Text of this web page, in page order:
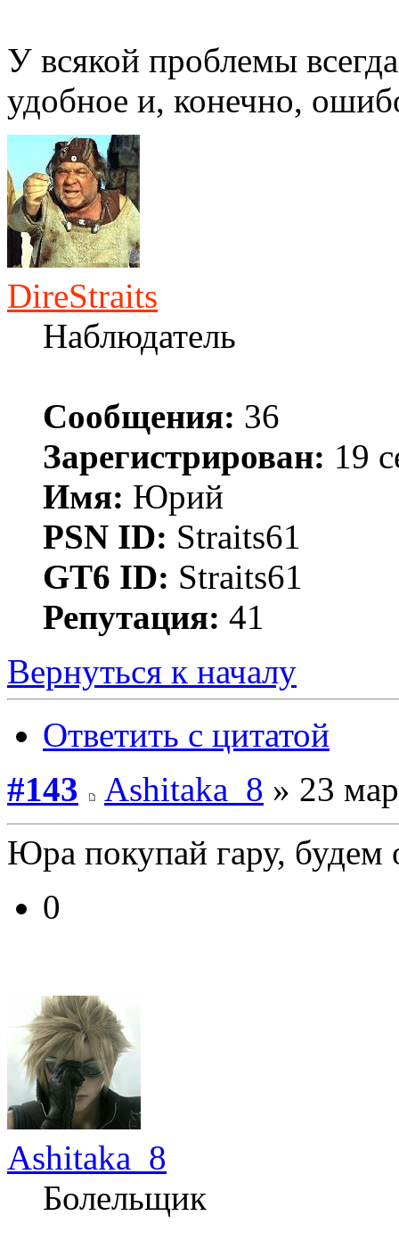
У всякой проблемы
удобное и, конечно,
DireStraits
Наблюдатель
Сообщения: 36
Зарегистрирован: 19
Имя: Юрий
PSN ID: Straits61
GT6 ID: Straits61
Репутация: 41
Вернуться к началу
Ответить с цитатой
#143
Ashitaka_8 » 23
Юра покупай гару, будем
0
Ashitaka_8
Болельщик